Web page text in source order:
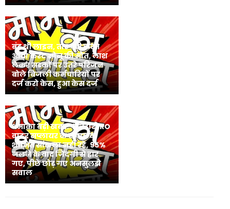
बंद थी लाइन, तार घड़ी करते
आया करंट सोनू की मौत, लाश
लेकर सड़कों पर उतरे परिजन
बोले बिजली कर्मचारियों पर
दर्ज करो केस, हुआ केस दर्ज
धमाका बड़ी खबर: पनिहारी RO
वाटर सप्लायर के संचालक
शोभित सांखला नहीं रहे, 95%
जलने के बाद जिंदगी से हार
गए, पीछे छोड़ गए अनसुलझे
सवाल